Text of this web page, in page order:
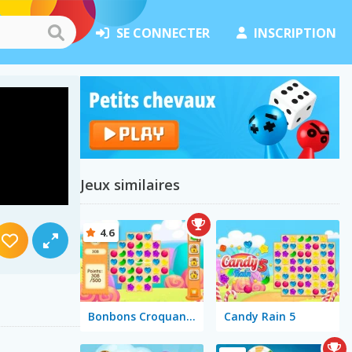
SE CONNECTER INSCRIPTION
Jeux similaires
Bonbons Croquants
4.6
Candy Rain 5